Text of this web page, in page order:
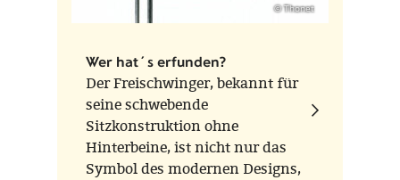
© Thonet
Wer hat´s erfunden?
Der Freischwinger, bekannt für
seine schwebende
Sitzkonstruktion ohne
Hinterbeine, ist nicht nur das
Symbol des modernen Designs,